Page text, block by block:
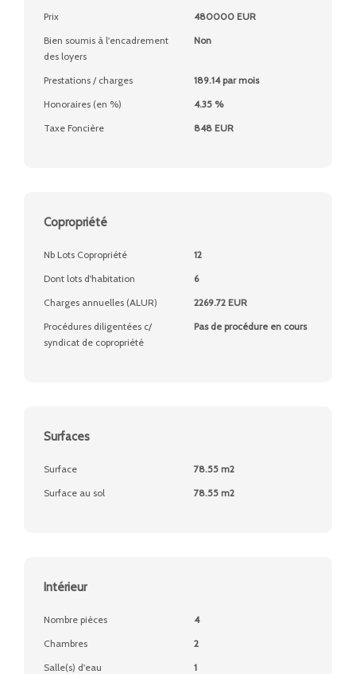
Prix
480000 EUR
Bien soumis à l'encadrement
des loyers
Non
Prestations / charges
189.14 par mois
Honoraires (en %)
4.35 %
Taxe Foncière
848 EUR
Copropriété
Nb Lots Copropriété
12
Dont lots d'habitation
6
Charges annuelles (ALUR)
2269.72 EUR
Procédures diligentées c/
syndicat de copropriété
Pas de procédure en cours
Surfaces
Surface
78.55 m2
Surface au sol
78.55 m2
Intérieur
Nombre pièces
4
Chambres
2
Salle(s) d'eau
1